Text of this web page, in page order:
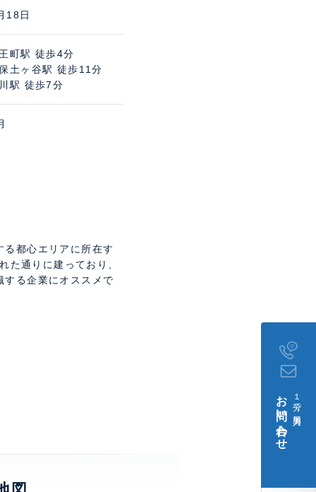
18日
町駅 徒歩4分
土ヶ谷駅 徒歩11分
駅 徒歩7分
都心エリアに所在す
た通りに建っており、
する企業にオススメで
１分で簡単入力
お問い合わせ